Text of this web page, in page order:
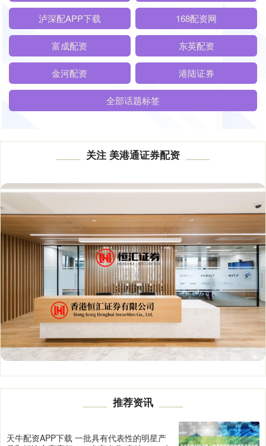
泸深配APP下载 168配资网
富成配资 东英配资
金河配资 港陆证券
全部话题标签
关注 美港通证券配资
推荐资讯
天牛配资APP下载 一批具有代表性的明星产